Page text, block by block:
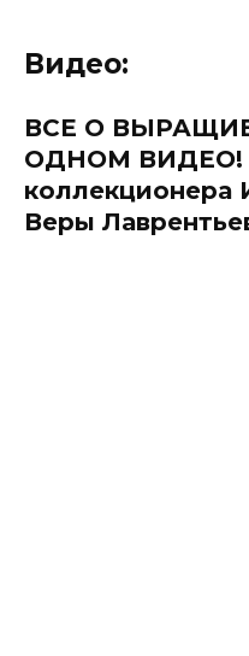
Видео:
ВСЕ О
ОДНОМ ВИДЕО!
коллекционера
Веры